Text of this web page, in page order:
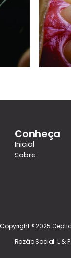
Conheça
Inicial
Sobre
Copyright ® 2025
Razão Social: L &